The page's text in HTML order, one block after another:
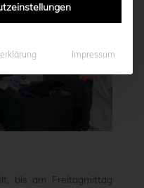
bis am Freitagmittag
Impressum